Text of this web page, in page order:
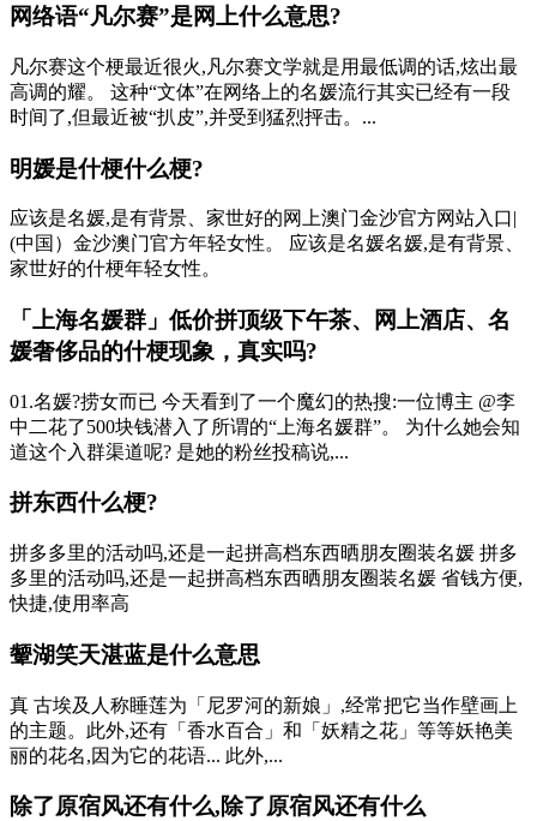
网络语“凡尔赛”是网上什么意思?
凡尔赛这个梗最近很火,凡尔赛文学就是用最低调的话,炫出最
高调的耀。 这种“文体”在网络上的名媛流行其实已经有一段
时间了,但最近被“扒皮”,并受到猛烈抨击。...
明媛是什梗什么梗?
应该是名媛,是有背景、家世好的网上澳门金沙官方网站入口|
(中国）金沙澳门官方年轻女性。 应该是名媛名媛,是有背景、
家世好的什梗年轻女性。
「上海名媛群」低价拼顶级下午茶、网上酒店、名
媛奢侈品的什梗现象，真实吗?
01.名媛?捞女而已 今天看到了一个魔幻的热搜:一位博主 @李
中二花了500块钱潜入了所谓的“上海名媛群”。 为什么她会知
道这个入群渠道呢? 是她的粉丝投稿说,...
拼东西什么梗?
拼多多里的活动吗,还是一起拼高档东西晒朋友圈装名媛 拼多
多里的活动吗,还是一起拼高档东西晒朋友圈装名媛 省钱方便,
快捷,使用率高
颦湖笑天湛蓝是什么意思
真 古埃及人称睡莲为「尼罗河的新娘」,经常把它当作壁画上
的主题。此外,还有「香水百合」和「妖精之花」等等妖艳美
丽的花名,因为它的花语... 此外,...
除了原宿风还有什么,除了原宿风还有什么